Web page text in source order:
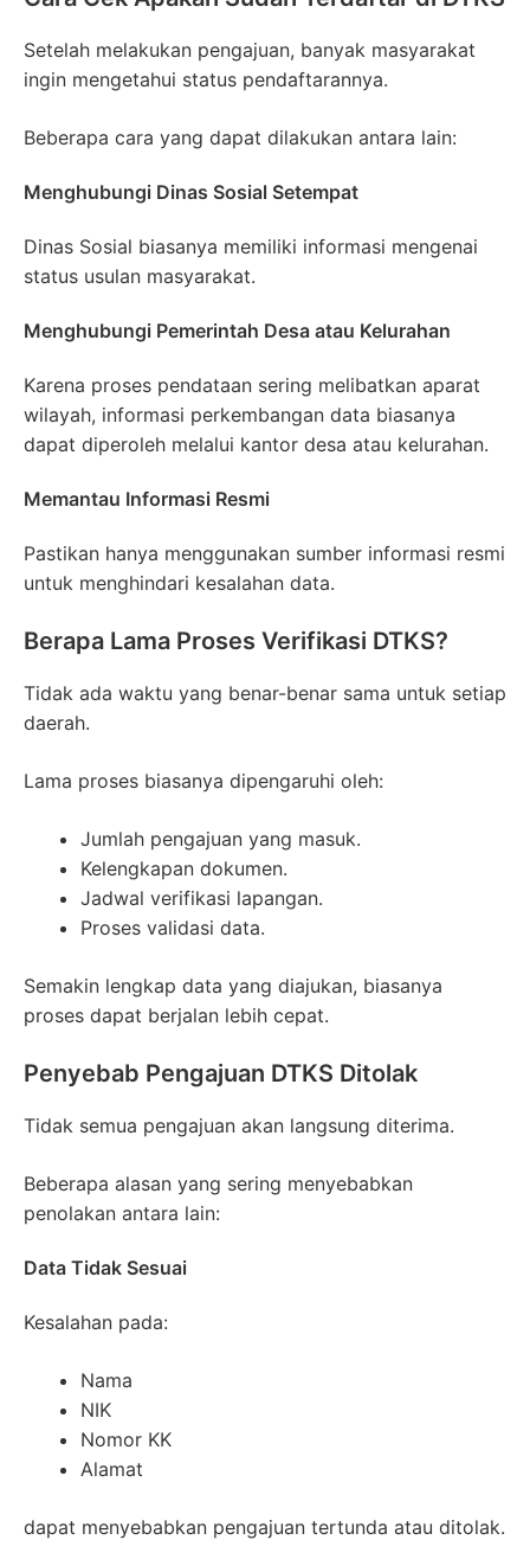
Setelah melakukan pengajuan, banyak masyarakat
ingin mengetahui status pendaftarannya.
Beberapa cara yang dapat dilakukan antara lain:
Menghubungi Dinas Sosial Setempat
Dinas Sosial biasanya memiliki informasi mengenai
status usulan masyarakat.
Menghubungi Pemerintah Desa atau Kelurahan
Karena proses pendataan sering melibatkan aparat
wilayah, informasi perkembangan data biasanya
dapat diperoleh melalui kantor desa atau kelurahan.
Memantau Informasi Resmi
Pastikan hanya menggunakan sumber informasi resmi
untuk menghindari kesalahan data.
Berapa Lama Proses Verifikasi DTKS?
Tidak ada waktu yang benar-benar sama untuk setiap
daerah.
Lama proses biasanya dipengaruhi oleh:
Jumlah pengajuan yang masuk.
Kelengkapan dokumen.
Jadwal verifikasi lapangan.
Proses validasi data.
Semakin lengkap data yang diajukan, biasanya
proses dapat berjalan lebih cepat.
Penyebab Pengajuan DTKS Ditolak
Tidak semua pengajuan akan langsung diterima.
Beberapa alasan yang sering menyebabkan
penolakan antara lain:
Data Tidak Sesuai
Kesalahan pada:
Nama
NIK
Nomor KK
Alamat
dapat menyebabkan pengajuan tertunda atau ditolak.